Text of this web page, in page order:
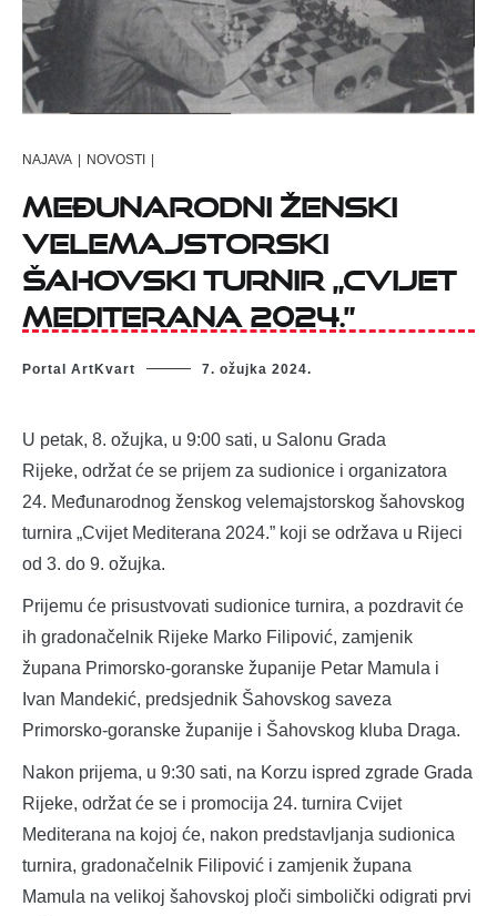
NAJAVA NOVOSTI
Međunarodni ženski
velemajstorski
šahovski turnir „Cvijet
Mediterana 2024.”
Portal ArtKvart 7. ožujka 2024.
U petak, 8. ožujka, u 9:00 sati, u Salonu Grada
Rijeke, održat će se prijem za sudionice i organizatora
24. Međunarodnog ženskog velemajstorskog šahovskog
turnira „Cvijet Mediterana 2024.” koji se održava u Rijeci
od 3. do 9. ožujka.
Prijemu će prisustvovati sudionice turnira, a pozdravit će
ih gradonačelnik Rijeke Marko Filipović, zamjenik
župana Primorsko-goranske županije Petar Mamula i
Ivan Mandekić, predsjednik Šahovskog saveza
Primorsko-goranske županije i Šahovskog kluba Draga.
Nakon prijema, u 9:30 sati, na Korzu ispred zgrade Grada
Rijeke, održat će se i promocija 24. turnira Cvijet
Mediterana na kojoj će, nakon predstavljanja sudionica
turnira, gradonačelnik Filipović i zamjenik župana
Mamula na velikoj šahovskoj ploči simbolički odigrati prvi